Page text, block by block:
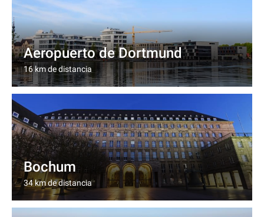
Aeropuerto de Dortmund
16 km de distancia
Bochum
34 km de distancia